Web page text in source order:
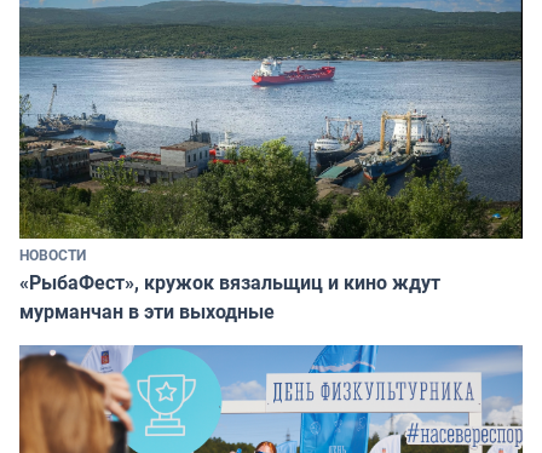
НОВОСТИ
«РыбаФест», кружок вязальщиц и кино ждут
мурманчан в эти выходные